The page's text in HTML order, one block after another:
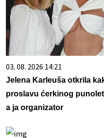
03. 08. 2026 14:21
Jelena Karleuša otkrila
proslavu ćerkinog
a ja organizator